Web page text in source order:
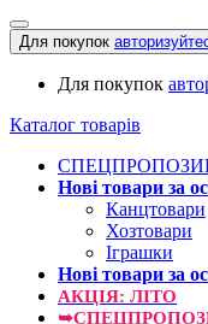
Для покупок
Для покупок
Каталог товарів
Нові товари за
Канцтовари
Хозтовари
Іграшки
Нові товари за
АКЦІЯ: ЛІТО